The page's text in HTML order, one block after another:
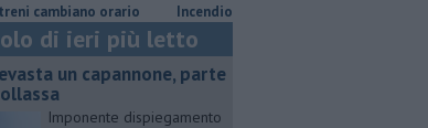
orario Incendio devasta un capannone, parte del
di ieri più letto
un capannone, parte
Imponente dispiegamento